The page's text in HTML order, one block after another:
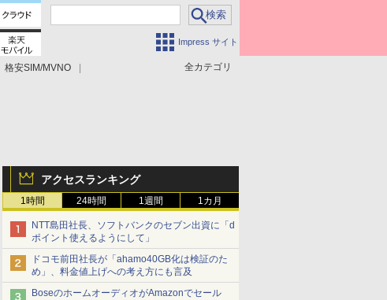
Impress サイト
全カテゴリ
格安SIM/MVNO
アクセスランキング
1時間 24時間 1週間 1カ月
NTT島田社長、ソフトバンクのセブン出資に「d
ポイント使えるようにして」
ドコモ前田社長が「ahamo40GB化は検証のた
め」、料金値上げへの考え方にも言及
BoseのホームオーディオがAmazonでセール